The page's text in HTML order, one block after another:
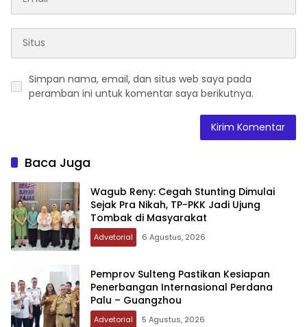
Simpan nama, email, dan situs web saya pada
peramban ini untuk komentar saya berikutnya.
Baca Juga
Wagub Reny: Cegah Stunting Dimulai
Sejak Pra Nikah, TP-PKK Jadi Ujung
Tombak di Masyarakat
Advetorial 6 Agustus, 2026
Pemprov Sulteng Pastikan Kesiapan
Penerbangan Internasional Perdana
Palu – Guangzhou
Advetorial 5 Agustus, 2026